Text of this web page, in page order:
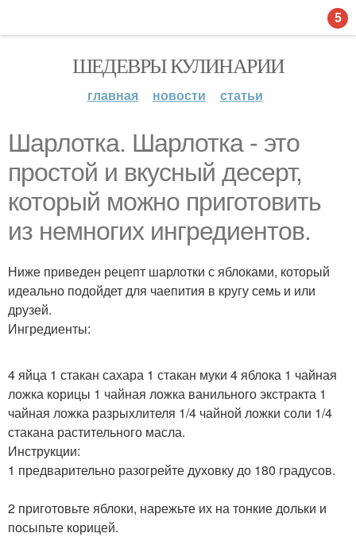
ШЕДЕВРЫ КУЛИНАРИИ
главная новости статьи
Шарлотка. Шарлотка - это
простой и вкусный десерт,
который можно приготовить
из немногих ингредиентов.
Ниже приведен рецепт шарлотки с яблоками, который
идеально подойдет для чаепития в кругу семь и или
друзей.
Ингредиенты:
4 яйца 1 стакан сахара 1 стакан муки 4 яблока 1 чайная
ложка корицы 1 чайная ложка ванильного экстракта 1
чайная ложка разрыхлителя 1/4 чайной ложки соли 1/4
стакана растительного масла.
Инструкции:
1 предварительно разогрейте духовку до 180 градусов.
2 приготовьте яблоки, нарежьте их на тонкие дольки и
посыпьте корицей.
5